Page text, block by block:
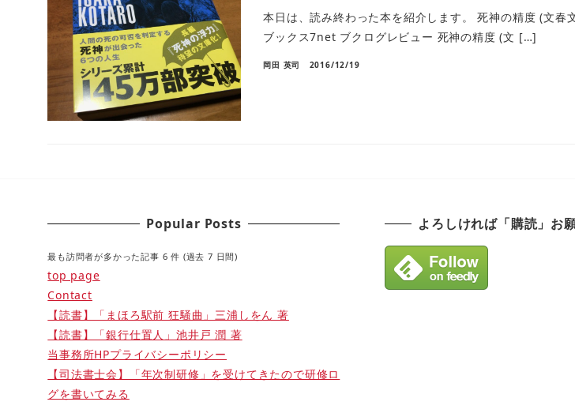
本日は、読み終わった本を紹介します。 死神の精度 (文
ブックス7net ブクログレビュー 死神の精度 (文 […]
岡田 英司 2016/12/19
Popular Posts
最も訪問者が多かった記事 6 件 (過去 7 日間)
top page
Contact
【読書】「まほろ駅前 狂騒曲」三浦しをん 著
【読書】「銀行仕置人」池井戸 潤 著
当事務所HPプライバシーポリシー
【司法書士会】「年次制研修」を受けてきたので研修ロ
グを書いてみる
よろしければ「購読」お